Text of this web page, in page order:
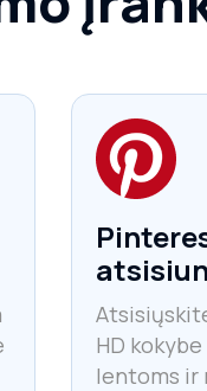
HD
lentoms ir